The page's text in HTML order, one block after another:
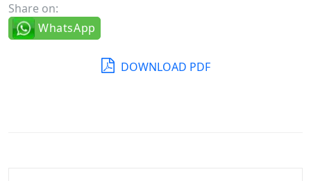
Share on:
WhatsApp
DOWNLOAD PDF